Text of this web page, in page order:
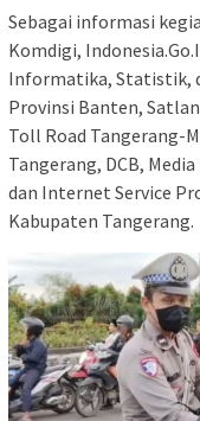
Sebagai informasi
Komdigi,
Informatika, Statistik,
Provinsi Banten,
Toll Road Tangerang-
Tangerang, DCB,
dan Internet Service
Kabupaten Tangerang.